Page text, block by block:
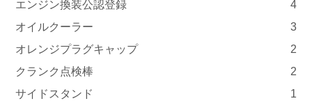
エンジン換装公認登録
4
オイルクーラー
3
オレンジプラグキャップ
2
クランク点検棒
2
サイドスタンド
1